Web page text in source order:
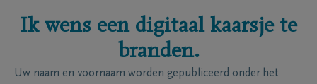
Ik wens een digitaal kaarsje te
branden.
Uw naam en voornaam worden gepubliceerd onder het